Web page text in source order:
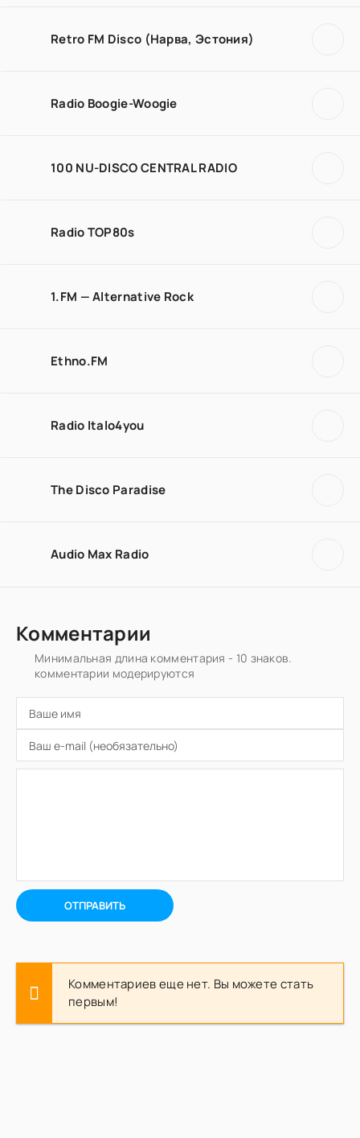
Retro FM Disco (Нарва, Эстония)
Radio Boogie-Woogie
100 NU-DISCO CENTRAL RADIO
Radio TOP80s
1.FM — Alternative Rock
Ethno.FM
Radio Italo4you
The Disco Paradise
Audio Max Radio
Комментарии
Минимальная длина комментария - 10 знаков.
комментарии модерируются
ОТПРАВИТЬ
Комментариев еще нет. Вы можете стать
первым!